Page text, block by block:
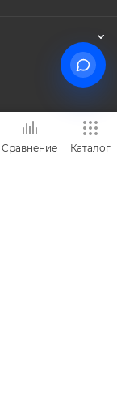
Сравнение Каталог